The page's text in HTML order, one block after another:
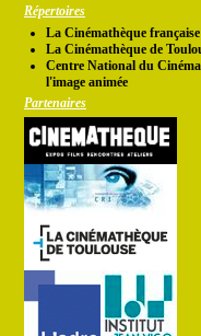
Répertoires
La Cinémathèque française
La Cinémathèque de
Centre National du
l'image animée
Partenaires